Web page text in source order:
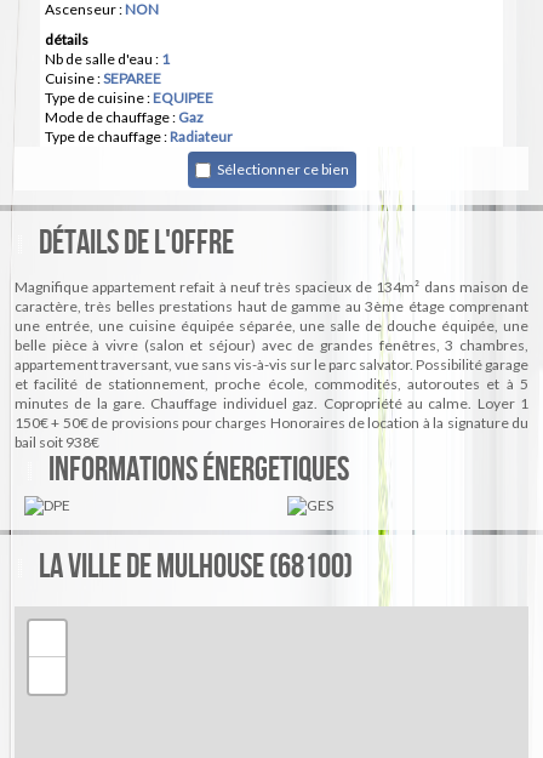
Ascenseur :NON
détails
Nb de salle d'eau : 1
Cuisine :SEPAREE
Type de cuisine :EQUIPEE
Mode de chauffage : Gaz
Type de chauffage :Radiateur
Format de chauffage :Individuel
Terrasse :NON
Cave :OUI
Copropriété :OUI
Infos Financières
Loyer CC* / mois : 1 200 €
Honoraires TTC charge locataire :938 €
Dont état des lieux : 90 €
Dépôt de garantie TTC : 1 150 €
Charges locatives (Previsionnelles mensuelles les avec regularisation
annuelle) :50 €
Réf: gweb1
Sélectionner ce bien
Détails de l'offre
Magnifique appartement refait à neuf très spacieux de 134m² dans maison de
caractère, très belles prestations haut de gamme au 3ème étage comprenant
une entrée, une cuisine équipée séparée, une salle de douche équipée, une
belle pièce à vivre (salon et séjour) avec de grandes fenêtres, 3 chambres,
appartement traversant, vue sans vis-à-vis sur le parc salvator. Possibilité garage
et facilité de stationnement, proche école, commodités, autoroutes et à 5
minutes de la gare. Chauffage individuel gaz. Copropriété au calme. Loyer 1
150€ + 50€ de provisions pour charges Honoraires de location à la signature du
bail soit 938€
Informations énergetiques
La ville de Mulhouse (68100)